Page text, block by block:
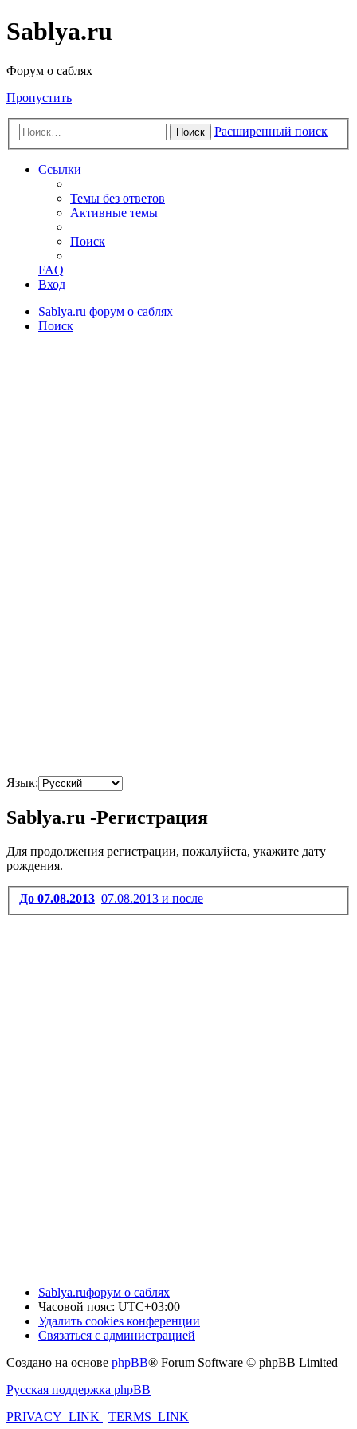
Sablya.ru
Форум о саблях
Пропустить
Поиск Расширенный поиск
Ссылки
Темы без ответов
Активные темы
Поиск
FAQ
Вход
Sablya.ru форум о саблях
Поиск
Язык:
Sablya.ru -Регистрация
Для продолжения регистрации, пожалуйста, укажите дату
рождения.
До 07.08.2013 07.08.2013 и после
Sablya.ruфорум о саблях
Часовой пояс: UTC+03:00
Удалить cookies конференции
Связаться с администрацией
Создано на основе phpBB® Forum Software © phpBB Limited
Русская поддержка phpBB
PRIVACY_LINK | TERMS_LINK